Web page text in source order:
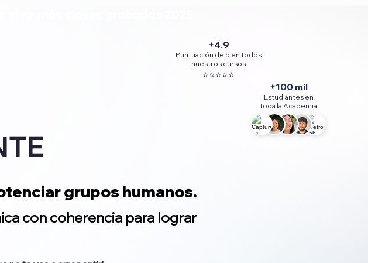
+4.9
Puntuación de 5 en todos
nuestros cursos
⭐⭐⭐⭐⭐
+100 mil
Estudiantes en
toda la Academia
grupos humanos.
con coherencia para lograr